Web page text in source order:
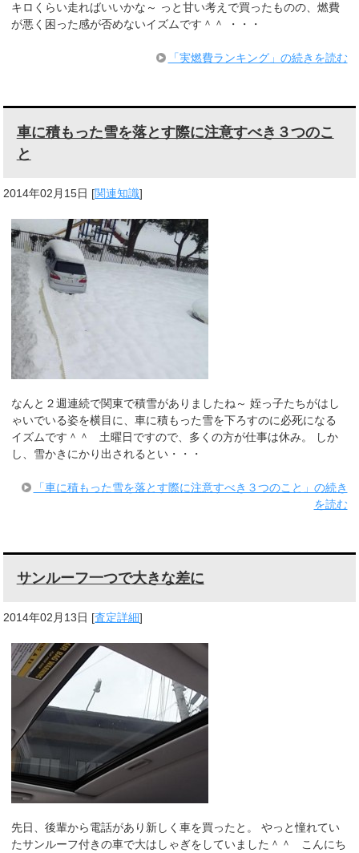
キロくらい走ればいいかな～ っと甘い考えで買ったものの、燃費
が悪く困った感が否めないイズムです＾＾ ・・・
「実燃費ランキング」の続きを読む
車に積もった雪を落とす際に注意すべき３つのこ
と
2014年02月15日 [関連知識]
なんと２週連続で関東で積雪がありましたね～ 姪っ子たちがはし
ゃいでいる姿を横目に、車に積もった雪を下ろすのに必死になる
イズムです＾＾ 土曜日ですので、多くの方が仕事は休み。 しか
し、雪かきにかり出されるとい・・・
「車に積もった雪を落とす際に注意すべき３つのこと」の続き
を読む
サンルーフ一つで大きな差に
2014年02月13日 [査定詳細]
先日、後輩から電話があり新しく車を買ったと。 やっと憧れてい
たサンルーフ付きの車で大はしゃぎをしていました＾＾ こんにち